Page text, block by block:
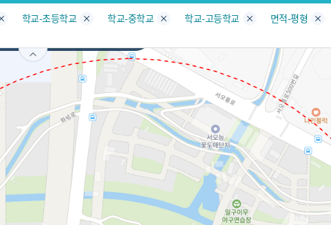
지역분석 아파트분석
시세 지도 수요/입주 지도 거래 지도
경제 지도
주거 지도 경매 지도
TOP10 거래량 미분양
경매
중개사
전화번호부
수요/입주 수요/입주
플러스
원클릭 리포트
소유자 정보
서비스개발문의 데이터 목록
공지사항 교육안내 자유 게시판
유튜브
업데이트 게시판 지인 추천
블로그
학교-초등학교 학교-중학교 학교-고등학교
면적-평형